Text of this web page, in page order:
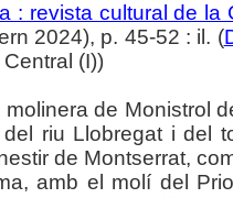
: revista cultural de la
2024), p. 45-52 : il. (
(I))
molinera de Monistrol
riu Llobregat i del
de Montserrat,
amb el molí del